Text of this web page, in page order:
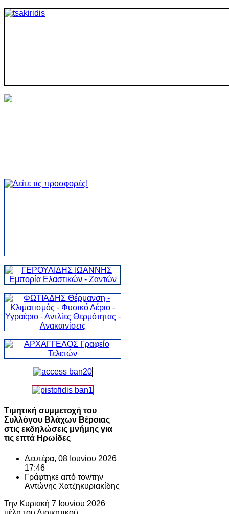
Τιμητική συμμετοχή του
Συλλόγου Βλάχων Βέροιας
στις εκδηλώσεις μνήμης για
τις επτά Ηρωίδες
Δευτέρα, 08 Ιουνίου 2026
17:46
Γράφτηκε από τον/την
Αντώνης Χατζηκυριακίδης
Την Κυριακή 7 Ιουνίου 2026